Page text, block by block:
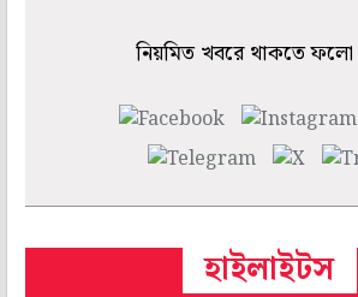
নিয়মিত খবরে থাকতে
হাইলাইটস